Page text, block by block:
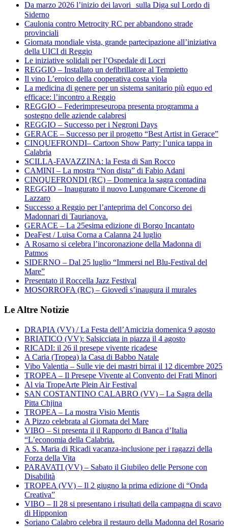
Da marzo 2026 l’inizio dei lavori sulla Diga sul Lordo di
Siderno
Caulonia contro Metrocity RC per abbandono strade
provinciali
Giornata mondiale vista, grande partecipazione all’iniziativa
della UICI di Reggio
Le iniziative solidali per l’Ospedale di Locri
REGGIO – Installato un defibrillatore al Tempietto
Il vino L’eroico della cooperativa costa viola
La medicina di genere per un sistema sanitario più equo ed
efficace: l’incontro a Reggio
REGGIO – Federimpreseuropa presenta programma a
sostegno delle aziende calabresi
REGGIO – Successo per i Negroni Days
GERACE – Successo per il progetto “Best Artist in Gerace”
CINQUEFRONDI– Cartoon Show Party: l’unica tappa in
Calabria
SCILLA-FAVAZZINA: la Festa di San Rocco
CAMINI – La mostra “Non dista” di Fabio Adani
CINQUEFRONDI (RC) – Domenica la sagra contadina
REGGIO – Inaugurato il nuovo Lungomare Cicerone di
Lazzaro
Successo a Reggio per l’anteprima del Concorso dei
Madonnari di Taurianova.
GERACE – La 25esima edizione di Borgo Incantato
DeaFest / Luisa Corna a Calanna 24 luglio
A Rosarno si celebra l’incoronazione della Madonna di
Patmos
SIDERNO – Dal 25 luglio “Immersi nel Blu-Festival del
Mare”
Presentato il Roccella Jazz Festival
MOSORROFA (RC) – Giovedì s’inaugura il murales
Le Altre Notizie
DRAPIA (VV) / La Festa dell’Amicizia domenica 9 agosto
BRIATICO (VV): Salsicciata in piazza il 4 agosto
RICADI: il 26 il presepe vivente ricadese
A Caria (Tropea) la Casa di Babbo Natale
Vibo Valentia – Sulle vie dei mastri birrai il 12 dicembre 2025
TROPEA – Il Presepe Vivente al Convento dei Frati Minori
Al via TropeArte Plein Air Festival
SAN COSTANTINO CALABRO (VV) – La Sagra della
Pitta Chjina
TROPEA – La mostra Visio Mentis
A Pizzo celebrata al Giornata del Mare
VIBO – Si presenta il il Rapporto di Banca d’Italia
“L’economia della Calabria.
A S. Maria di Ricadi vacanza-inclusione per i ragazzi della
Forza della Vita
PARAVATI (VV) – Sabato il Giubileo delle Persone con
Disabilità
TROPEA (VV) – Il 2 giugno la prima edizione di “Onda
Creativa”
VIBO – Il 28 si presentano i risultati della campagna di scavo
di Hipponion
Soriano Calabro celebra il restauro della Madonna del Rosario